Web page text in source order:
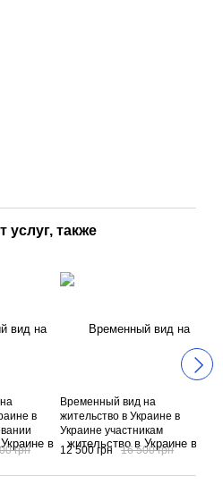
услуг, также
в
в
в
грн
Временный вид на
жительство в Украине в
Украине участникам
иностранных
представительств НГО в
Украине
12 500 грн 16 500 грн